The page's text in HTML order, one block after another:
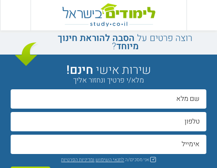
רוצה פרטים על הסבה להוראת חינוך
מיוחד?
שירות אישיחינם!
מלא/י פרטיך ונחזור אליך
אני מסכים/הלתנאי השימוש ומדיניות הפרטיות